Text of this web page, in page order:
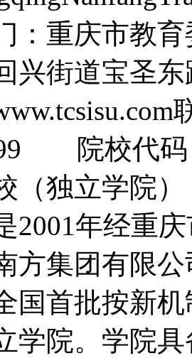
：重庆市教
兴街道宝圣
院校代码
（独立学院
2001年经重
方集团有限
国首批按新
学院。学院